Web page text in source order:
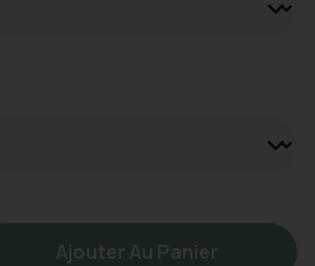
Ajouter Au Panier